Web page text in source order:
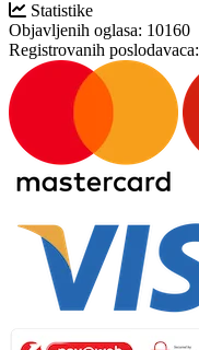
Statistike
Objavljenih oglasa: 10160
Registrovanih poslodavaca: